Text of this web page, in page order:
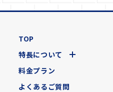
TOP
特長について
料金プラン
よくあるご質問